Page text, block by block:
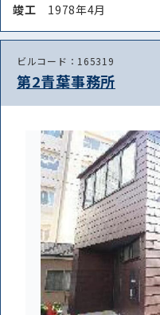
竣⼯ 1978年4月
ビルコード：165319
第2青葉事務所